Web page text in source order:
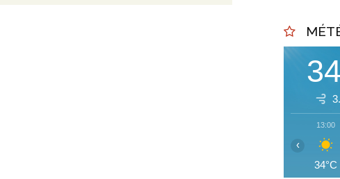
13:00
34°C
‹